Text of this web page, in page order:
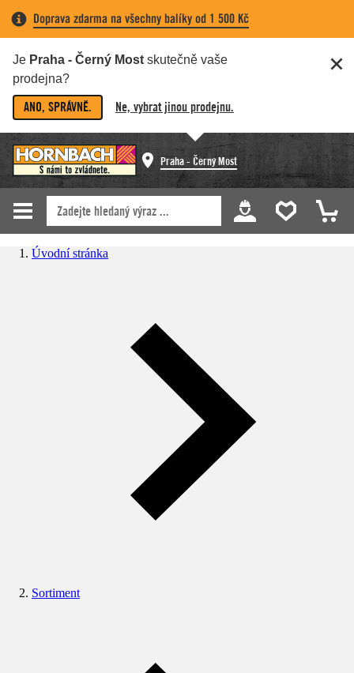
Doprava zdarma na všechny balíky od 1 500 Kč
Je Praha - Černý Most skutečně vaše
prodejna?
ANO, SPRÁVNĚ. Ne, vybrat jinou prodejnu.
Praha - Černý Most
Úvodní stránka
Sortiment